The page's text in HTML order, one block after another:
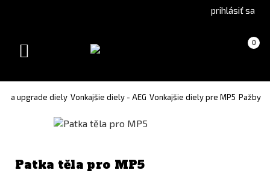
(Czech)version
prihlásiť sa
Košík 0
(prázdny)
Toggle
a upgrade diely Vonkajšie diely - AEG Vonkajšie diely pre MP5 Pažby
Patka těla pro MP5